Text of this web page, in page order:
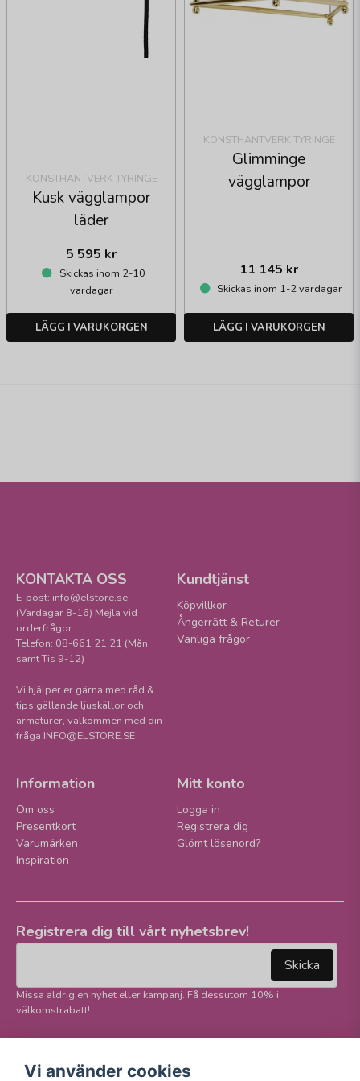
KONSTHANTVERK TYRINGE
Kusk vägglampor
läder
5 595 kr
Skickas inom 2-10
vardagar
LÄGG I VARUKORGEN
KONSTHANTVERK TYRINGE
Glimminge
vägglampor
11 145 kr
Skickas inom 1-2 vardagar
LÄGG I VARUKORGEN
KONTAKTA OSS
E-post: info@elstore.se
(Vardagar 8-16) Mejla vid
orderfrågor
Telefon: 08-661 21 21 (Mån
samt Tis 9-12)
Vi hjälper er gärna med råd &
tips gällande ljuskällor och
armaturer, välkommen med din
fråga INFO@ELSTORE.SE
Kundtjänst
Köpvillkor
Ångerrätt & Returer
Vanliga frågor
Information
Om oss
Presentkort
Varumärken
Inspiration
Mitt konto
Logga in
Registrera dig
Glömt lösenord?
Registrera dig till vårt nyhetsbrev!
Skicka
Missa aldrig en nyhet eller kampanj. Få dessutom 10% i
välkomstrabatt!
Vi använder cookies